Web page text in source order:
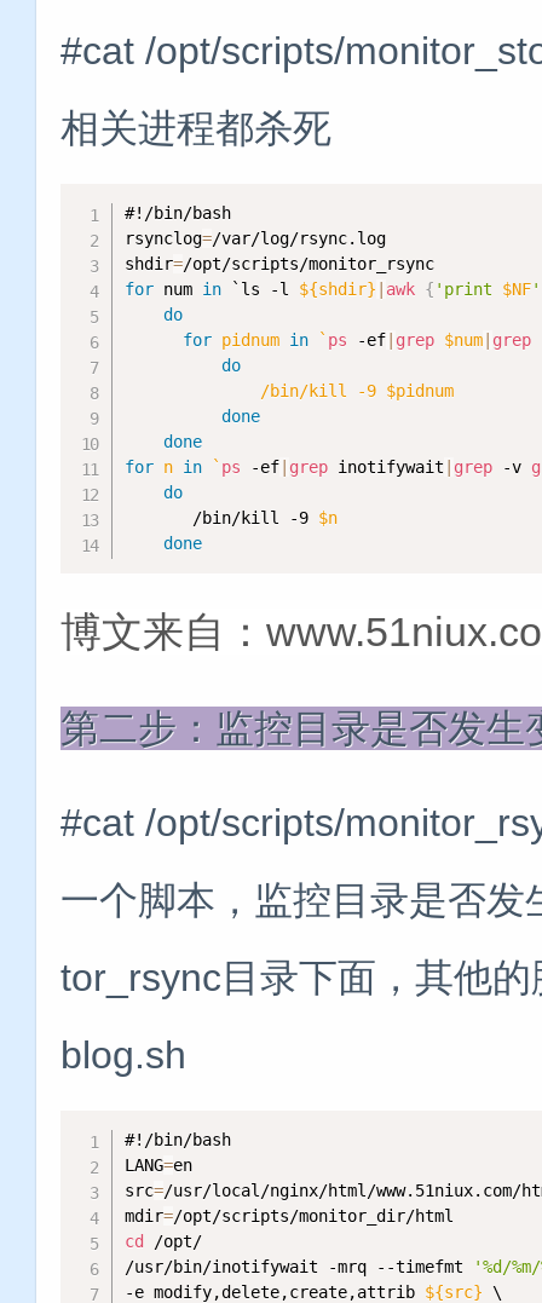
#cat /opt/scripts/
相关进程都杀死
#!/bin/bash
rsynclog=/var/log/rsync.log
shdir=
for num in `ls -l ${shdir} awk { 'print $NF'
do
for pidnum in ` ps -ef grep $num grep
do
              /bin/kill -9 $pidnum
done
done
for n in ` ps -ef grep inotifywait grep -v
do
       /bin/kill -9
$n
done
博文来自：
第二步：监控目录是否发生
#cat /opt/scripts/
一个脚本，监控目录是否
tor_rsync目录下面，其他
blog.sh
#!/bin/bash
LANG=en
src=/usr/local/nginx/html/www.51niux.com/
mdir=
cd
/opt/
/usr/bin/inotifywait -mrq --timefmt
'%d/
-e modify,delete,create,attrib ${src}